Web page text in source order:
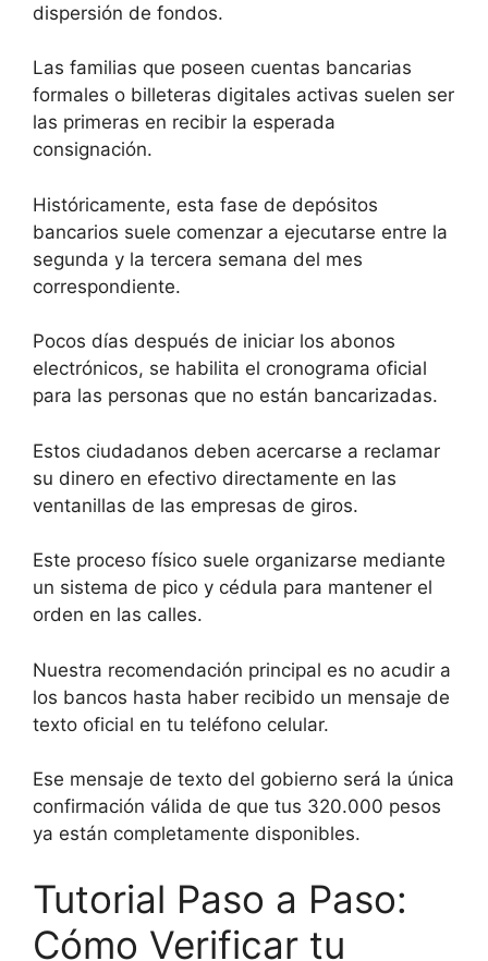
dispersión de fondos.
Las familias que poseen cuentas bancarias
formales o billeteras digitales activas suelen ser
las primeras en recibir la esperada
consignación.
Históricamente, esta fase de depósitos
bancarios suele comenzar a ejecutarse entre la
segunda y la tercera semana del mes
correspondiente.
Pocos días después de iniciar los abonos
electrónicos, se habilita el cronograma oficial
para las personas que no están bancarizadas.
Estos ciudadanos deben acercarse a reclamar
su dinero en efectivo directamente en las
ventanillas de las empresas de giros.
Este proceso físico suele organizarse mediante
un sistema de pico y cédula para mantener el
orden en las calles.
Nuestra recomendación principal es no acudir a
los bancos hasta haber recibido un mensaje de
texto oficial en tu teléfono celular.
Ese mensaje de texto del gobierno será la única
confirmación válida de que tus 320.000 pesos
ya están completamente disponibles.
Tutorial Paso a Paso:
Cómo Verificar tu